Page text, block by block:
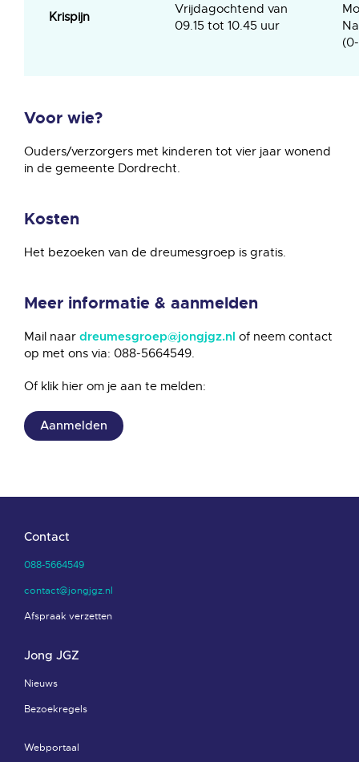
Krispijn
Vrijdagochtend van
09.15 tot 10.45 uur
Voor wie?
Ouders/verzorgers met kinderen tot vier jaar wonend
in de gemeente Dordrecht.
Kosten
Het bezoeken van de dreumesgroep is gratis.
Meer informatie & aanmelden
Mail naar dreumesgroep@jongjgz.nl of neem contact
op met ons via: 088-5664549.
Of klik hier om je aan te melden:
Aanmelden
Contact
088-5664549
contact@jongjgz.nl
Afspraak verzetten
Jong JGZ
Nieuws
Bezoekregels
Webportaal